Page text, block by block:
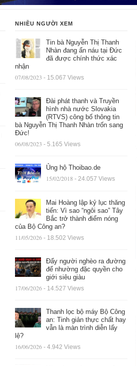
NHIỀU NGƯỜI XEM
Tin bà Nguyễn Thị Thanh
Nhàn đang ẩn náu tại Đức
đã được chính thức xác
nhận
07/08/2023 - 15.067 Views
Đài phát thanh và Truyền
hình nhà nước Slovakia
(RTVS) công bố thông tin
bà Nguyễn Thị Thanh Nhàn trốn sang
Đức!
06/08/2023 - 5.165 Views
Ủng hộ Thoibao.de
15/02/2018 - 24.057 Views
Mai Hoàng lập kỷ lục thăng
tiến: Vì sao “ngôi sao” Tây
Bắc trở thành điểm nóng
của Bộ Công an?
11/05/2026 - 18.502 Views
Đẩy người nghèo ra đường
để nhường đặc quyền cho
giới siêu giàu
17/06/2026 - 14.527 Views
Thanh lọc bộ máy Bộ Công
an: Tinh giản thực chất hay
vẫn là màn trình diễn lấy
lệ?
16/06/2026 - 4.942 Views